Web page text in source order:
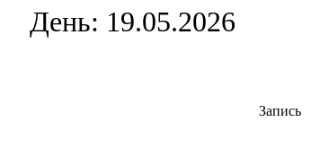
День: 19.05.2026
Запись